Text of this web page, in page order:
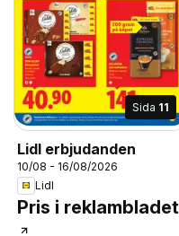
Sida 11
Lidl erbjudanden
10/08 - 16/08/2026
Lidl
Pris i reklambladet